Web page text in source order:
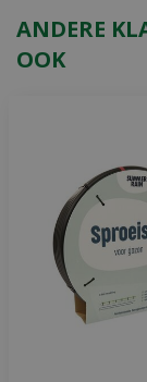
ANDERE
OOK